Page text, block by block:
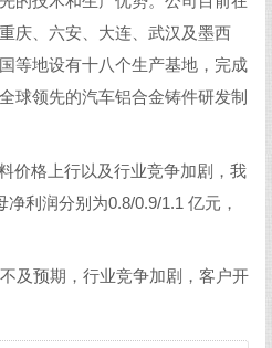
庆、六安、大连、武汉及墨西
等地设有十八个生产基地，完成
球领先的汽车铝合金铸件研发制
价格上行以及行业竞争加剧，我
利润分别为0.8/0.9/1.1 亿元，
预期，行业竞争加剧，客户开